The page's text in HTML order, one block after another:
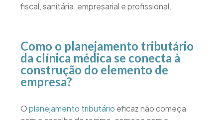
fiscal, sanitária, empresarial e profissional.
Como o planejamento tributário
da clínica médica se conecta à
construção do elemento de
empresa?
Oplanejamento tributário eficaz não começa